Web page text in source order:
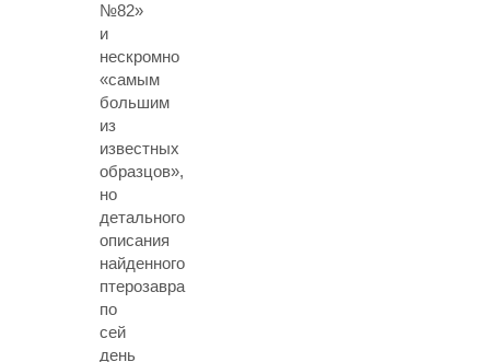
№82»
и
нескромно
«самым
большим
из
известных
образцов»,
но
детального
описания
найденного
птерозавра
по
сей
день